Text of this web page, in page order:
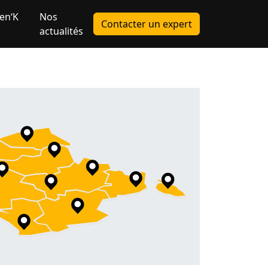
Nos
actualités
Contacter un expert